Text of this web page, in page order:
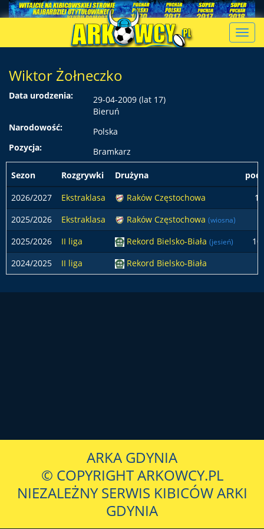
Wiktor Żołneczko
Data urodzenia:
29-04-2009 (lat 17)
Bieruń
Narodowość:
Polska
Pozycja:
Bramkarz
Sezon Rozgrywki Drużyna
2026/2027
Ekstraklasa Raków Częstochowa
1
2025/2026
Ekstraklasa Raków Częstochowa (wiosna)
2025/2026 II liga Rekord Bielsko-Biała (jesień)
10
2024/2025
II liga Rekord Bielsko-Biała
ARKA GDYNIA
© COPYRIGHT ARKOWCY.PL
NIEZALEŻNY SERWIS KIBICÓW ARKI
GDYNIA